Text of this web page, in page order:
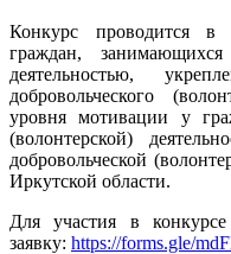
Конкурс проводится
граждан, занимающихся
деятельностью,
добровольческого
уровня мотивации у
(волонтерской)
добровольческой
Иркутской области.
Для участия в
заявку: https://forms.gle/